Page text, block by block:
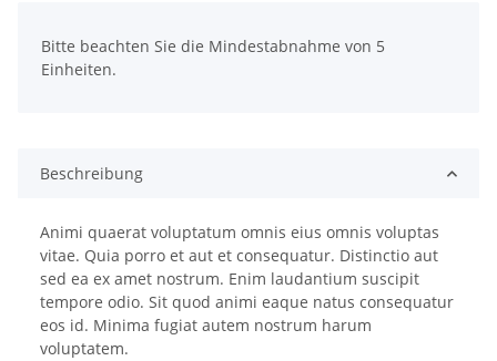
Bitte beachten Sie die Mindestabnahme von 5
Einheiten.
Beschreibung
Animi quaerat voluptatum omnis eius omnis voluptas
vitae. Quia porro et aut et consequatur. Distinctio aut
sed ea ex amet nostrum. Enim laudantium suscipit
tempore odio. Sit quod animi eaque natus consequatur
eos id. Minima fugiat autem nostrum harum
voluptatem.